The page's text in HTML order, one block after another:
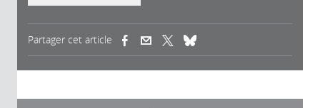
Partager cet article (link is external)(link is external)